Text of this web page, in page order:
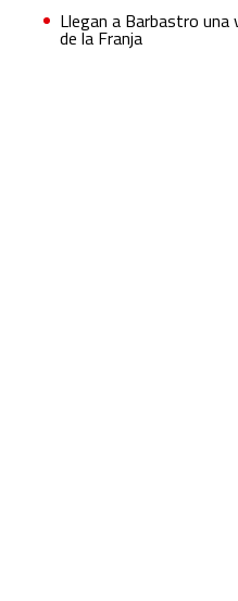
Llegan a Barbastro
de la Franja